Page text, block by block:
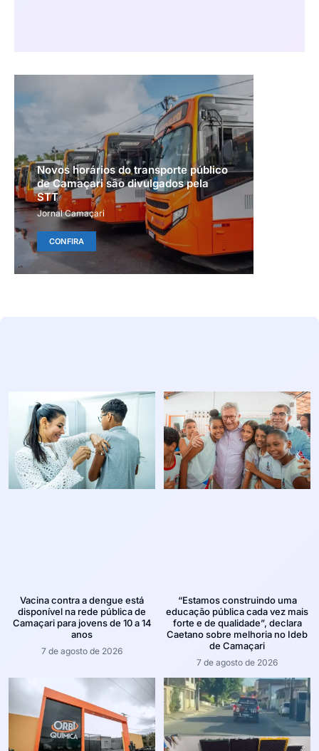
Novos horários do transporte público
de Camaçari são divulgados pela
STT
Jornal Camaçari
CONFIRA
Vacina contra a dengue está
disponível na rede pública de
Camaçari para jovens de 10 a 14
anos
7 de agosto de 2026
“Estamos construindo uma
educação pública cada vez mais
forte e de qualidade”, declara
Caetano sobre melhoria no Ideb
de Camaçari
7 de agosto de 2026